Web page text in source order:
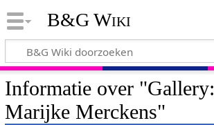
B&G Wiki
Informatie over "Gallery:
Marijke Merckens"